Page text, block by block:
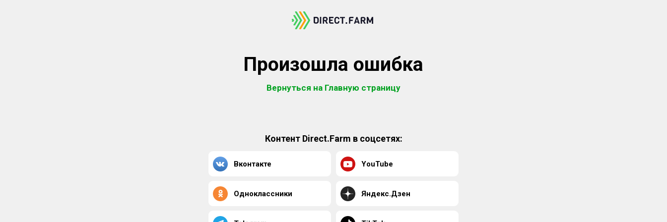
Произошла ошибка
Вернуться на Главную страницу
Контент Direct.Farm в соцсетях:
Вконтакте YouTube
Одноклассники Яндекс.Дзен